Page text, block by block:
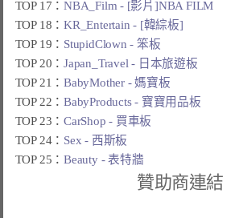
TOP 17：NBA_Film - [影片]NBA FILM
TOP 18：KR_Entertain - [韓綜板]
TOP 19： StupidClown - 笨板
TOP 20：Japan_Travel - 日本旅遊板
TOP 21：BabyMother - 媽寶板
TOP 22：BabyProducts - 寶寶用品板
TOP 23：CarShop - 買車板
TOP 24： Sex - 西斯板
TOP 25：Beauty - 表特牆
贊助商連結